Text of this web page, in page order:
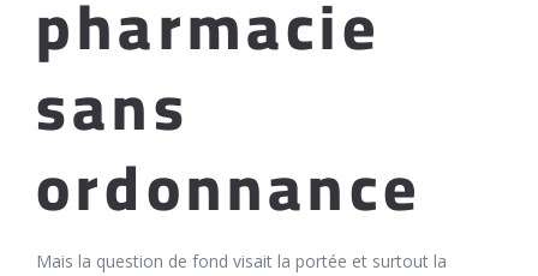
pharmacie
sans
ordonnance
Mais la question de fond visait la portée et surtout la